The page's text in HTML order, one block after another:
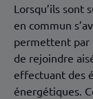
Lorsqu’ils sont
en commun
permettent par
de rejoindre
effectuant des
énergétiques.